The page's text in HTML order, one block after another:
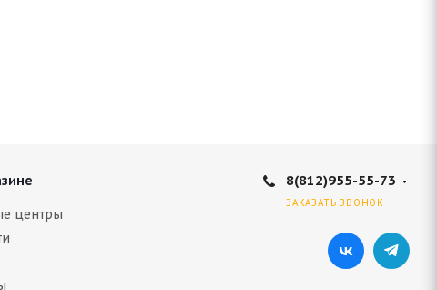
центры
8(812)955-55-73
ЗАКАЗАТЬ ЗВОНОК